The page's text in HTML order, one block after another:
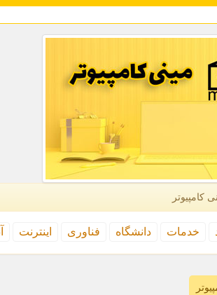
كامپیوتر
خدمات دانشگاه فناوری اینترنت